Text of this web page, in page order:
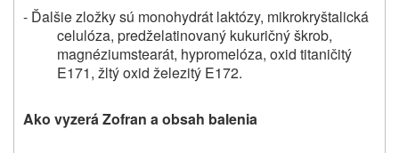
- Ďalšie zložky sú monohydrát laktózy, mikrokryštalická
celulóza, predželatinovaný kukuričný škrob,
magnéziumstearát, hypromelóza, oxid titaničitý
E171, žltý oxid železitý E172.
Ako vyzerá Zofran a obsah balenia